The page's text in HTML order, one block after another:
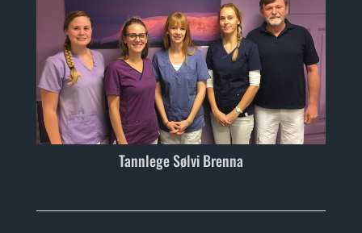
Tannlege Sølvi Brenna